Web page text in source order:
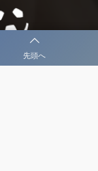
先頭へ